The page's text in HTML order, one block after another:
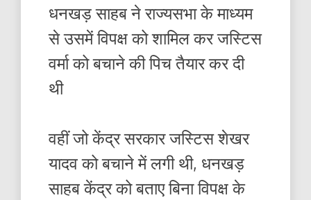
धनखड़ साहब ने राज्यसभा के माध्यम
से उसमें विपक्ष को शामिल कर जस्टिस
वर्मा को बचाने की पिच तैयार कर दी
थी
वहीं जो केंद्र सरकार जस्टिस शेखर
यादव को बचाने में लगी थी, धनखड़
साहब केंद्र को बताए बिना विपक्ष के